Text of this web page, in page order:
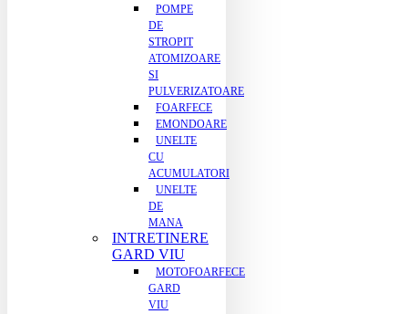
POMPE
DE
STROPIT
ATOMIZOARE
SI
PULVERIZATOARE
FOARFECE
EMONDOARE
UNELTE
CU
ACUMULATORI
UNELTE
DE
MANA
INTRETINERE
GARD VIU
MOTOFOARFECE
GARD
VIU